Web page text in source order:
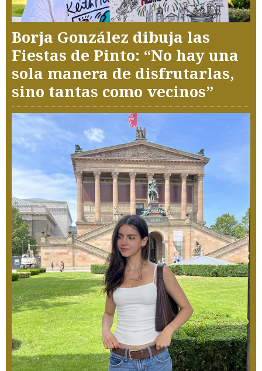
Borja González dibuja las
Fiestas de Pinto: “No hay una
sola manera de disfrutarlas,
sino tantas como vecinos”